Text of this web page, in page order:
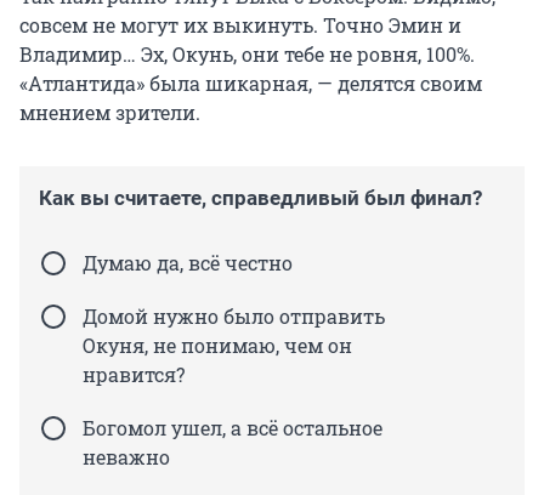
совсем не могут их выкинуть. Точно Эмин и
Владимир… Эх, Окунь, они тебе не ровня, 100%.
«Атлантида» была шикарная, — делятся своим
мнением зрители.
Как вы считаете, справедливый был финал?
Думаю да, всё честно
Домой нужно было отправить
Окуня, не понимаю, чем он
нравится?
Богомол ушел, а всё остальное
неважно